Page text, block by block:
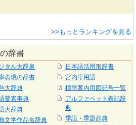
>>もっとランキングを見る
辞書
タル大辞泉
表現の辞書
大辞典
要素事典
大辞典
文学作品名辞典
日本語活用形辞書
宮内庁用語
標準案内用図記号一覧
アルファベット表記辞
典
季語・季題辞典